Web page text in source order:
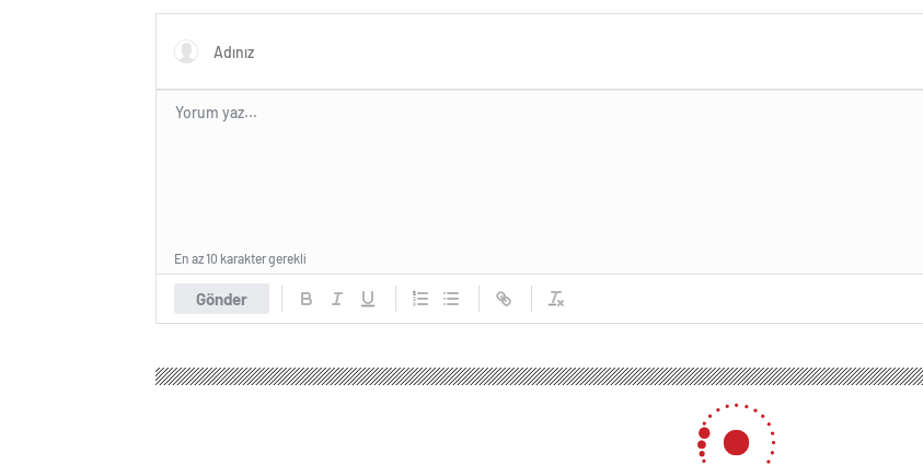
Gönder
En az 10 karakter gerekli